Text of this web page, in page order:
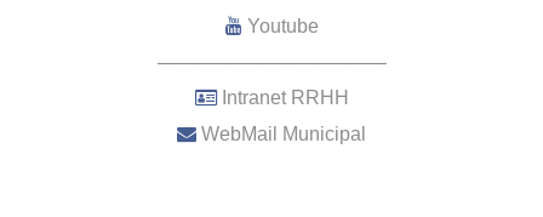
Youtube
–––––––––––––––––––––
Intranet RRHH
WebMail Municipal